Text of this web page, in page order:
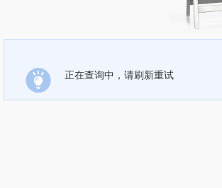
正在查询中，请刷新重试